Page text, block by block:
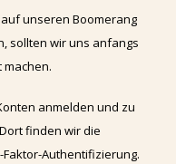
unseren Boomerang
sollten wir uns anfangs
anmelden und zu
finden wir die
Authentifizierung.